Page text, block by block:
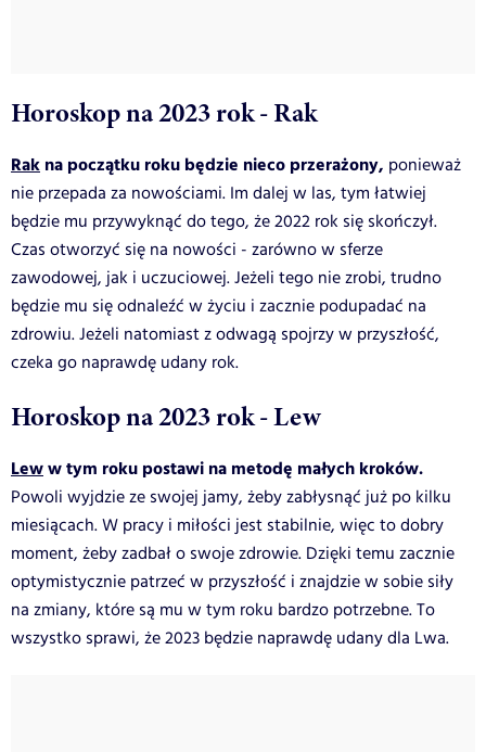
Horoskop na 2023 rok - Rak
Rak na początku roku będzie nieco przerażony, ponieważ
nie przepada za nowościami. Im dalej w las, tym łatwiej
będzie mu przywyknąć do tego, że 2022 rok się skończył.
Czas otworzyć się na nowości - zarówno w sferze
zawodowej, jak i uczuciowej. Jeżeli tego nie zrobi, trudno
będzie mu się odnaleźć w życiu i zacznie podupadać na
zdrowiu. Jeżeli natomiast z odwagą spojrzy w przyszłość,
czeka go naprawdę udany rok.
Horoskop na 2023 rok - Lew
Leww tym roku postawi na metodę małych kroków.
Powoli wyjdzie ze swojej jamy, żeby zabłysnąć już po kilku
miesiącach. W pracy i miłości jest stabilnie, więc to dobry
moment, żeby zadbał o swoje zdrowie. Dzięki temu zacznie
optymistycznie patrzeć w przyszłość i znajdzie w sobie siły
na zmiany, które są mu w tym roku bardzo potrzebne. To
wszystko sprawi, że 2023 będzie naprawdę udany dla Lwa.